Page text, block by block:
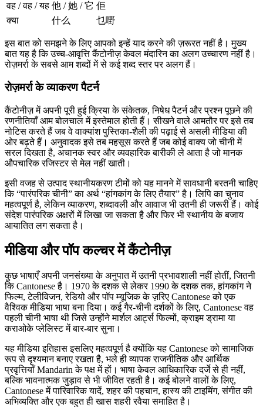
वह / वह / यह 他 / 她 / 它 佢
क्या
什么 乜嘢
इस बात को समझने के लिए आपको इन्हें याद करने की ज़रूरत नहीं है। मुख्य
बात यह है कि उच्च-आवृत्ति कैंटोनीज़ केवल मंदारिन का अलग उच्चारण नहीं है।
रोज़मर्रा के सबसे आम शब्दों में से कई शब्द स्तर पर अलग हैं।
रोज़मर्रा के व्याकरण पैटर्न
कैंटोनीज़ में अपनी पूरी हुई क्रिया के संकेतक, निषेध पैटर्न और प्रश्न पूछने की
रणनीतियाँ आम बोलचाल में इस्तेमाल होती हैं। सीखने वाले आमतौर पर इसे तब
नोटिस करते हैं जब वे वाक्यांश पुस्तिका-शैली की पढ़ाई से असली मीडिया की
ओर बढ़ते हैं। अनुवादक इसे तब महसूस करते हैं जब कोई वाक्य जो चीनी में
सरल दिखता है, अचानक स्वर और व्यवहारिक बारीकी ले आता है जो मानक
औपचारिक रजिस्टर से मेल नहीं खाती।
इसी वजह से उत्पाद स्थानीयकरण टीमों को यह मानने में सावधानी बरतनी चाहिए
कि “पारंपरिक चीनी” का अर्थ “हांगकांग के लिए तैयार” है। लिपि का चुनाव
महत्वपूर्ण है, लेकिन व्याकरण, शब्दावली और आवाज भी उतनी ही जरूरी हैं। कोई
संदेश पारंपरिक अक्षरों में लिखा जा सकता है और फिर भी स्थानीय के बजाय
आयातित लग सकता है।
मीडिया और पॉप कल्चर में कैंटोनीज़
कुछ भाषाएँ अपनी जनसंख्या के अनुपात में उतनी प्रभावशाली नहीं होतीं, जितनी
कि Cantonese है। 1970 के दशक से लेकर 1990 के दशक तक, हांगकांग ने
फिल्म, टेलीविजन, रेडियो और पॉप म्यूजिक के ज़रिए Cantonese को एक
वैश्विक मीडिया भाषा बना दिया। कई गैर-चीनी दर्शकों के लिए, Cantonese वह
पहली चीनी भाषा थी जिसे उन्होंने मार्शल आर्ट्स फिल्मों, क्राइम ड्रामा या
कराओके प्लेलिस्ट में बार-बार सुना।
यह मीडिया इतिहास इसलिए महत्वपूर्ण है क्योंकि यह Cantonese को सामाजिक
रूप से दृश्यमान बनाए रखता है, भले ही व्यापक राजनीतिक और आर्थिक
प्रवृत्तियाँ Mandarin के पक्ष में हों। भाषा केवल आधिकारिक दर्जे से ही नहीं,
बल्कि भावनात्मक जुड़ाव से भी जीवित रहती है। कई बोलने वालों के लिए,
Cantonese में पारिवारिक यादें, शहर की पहचान, हास्य की टाइमिंग, संगीत की
अभिव्यक्ति और एक बहुत ही खास शहरी रवैया समाहित है।